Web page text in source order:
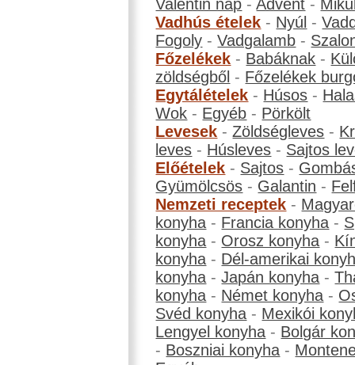
Valentin nap -Advent -
Vadhús ételek - Nyúl -
Fogoly -Vadgalamb -
Főzelékek - Babáknak -
zöldségből - Főzelékek
Egytálételek - Húsos -
Wok - Egyéb - Pörkölt
Levesek -Zöldségleves -
leves - Húsleves - Sajtos
Előételek - Sajtos -
Gyümölcsös - Galantin -
Nemzeti receptek -
konyha - Francia konyha -
konyha - Orosz konyha -
konyha - Dél-amerikai
konyha -Japán konyha -
konyha - Német konyha -
Svéd konyha - Mexikói
Lengyel konyha - Bolgár
- Boszniai konyha -